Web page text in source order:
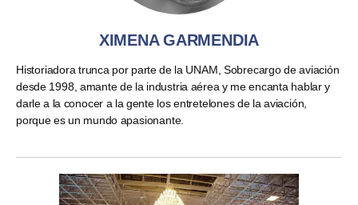
XIMENA GARMENDIA
Historiadora trunca por parte de la UNAM, Sobrecargo de aviación
desde 1998, amante de la industria aérea y me encanta hablar y
darle a la conocer a la gente los entretelones de la aviación,
porque es un mundo apasionante.